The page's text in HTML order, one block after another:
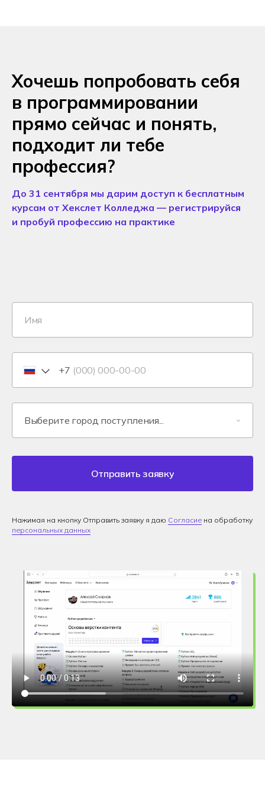
Хочешь попробовать себя
в программировании
прямо сейчас и понять,
подходит ли тебе
профессия?
До 31 сентября мы дарим доступ к бесплатным
курсам от Хекслет Колледжа — регистрируйся
и пробуй профессию на практике
+7
Отправить заявку
Нажимая на кнопку Отправить заявку я даю Согласие на обработку
персональных данных